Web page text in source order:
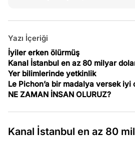
Ağustos
6, 2026
yasalar
Ağustos
5, 2026
stok
Yazı İçeriği
İyiler erken ölürmüş
Kanal İstanbul en az 80 milyar
Yer bilimlerinde yetkinlik
Le Pichon’a bir madalya versek iyi
NE ZAMAN İNSAN OLURUZ?
Kanal İstanbul en az 80